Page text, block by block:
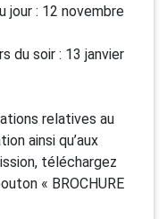
jour : 12 novembre
du soir : 13 janvier
relatives au
ainsi qu’aux
téléchargez
« BROCHURE